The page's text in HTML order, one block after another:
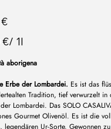
€
€/ 1l
aborigena
Erbe der Lombardei. Es ist das
Tradition, tief verwurzelt in
Lombardei. Das SOLO
Gourmet Olivenöl. Es ist die
legendären Ur-Sorte. Gewonnen